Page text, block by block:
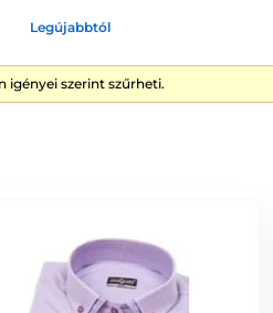
Legújabbtól
igényei szerint szűrheti.